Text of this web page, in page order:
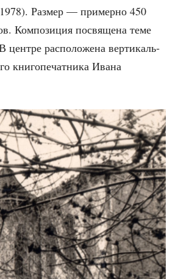
Раз­мер — при­мер­но 450
Ком­по­зи­ция посвя­ще­на теме
цен­тре рас­по­ло­же­на вер­ти­каль­
кни­го­пе­чат­ни­ка Ива­на